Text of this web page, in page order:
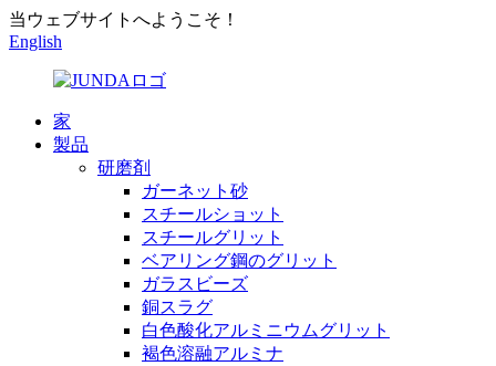
当ウェブサイトへようこそ！
English
家
製品
研磨剤
ガーネット砂
スチールショット
スチールグリット
ベアリング鋼のグリット
ガラスビーズ
銅スラグ
白色酸化アルミニウムグリット
褐色溶融アルミナ